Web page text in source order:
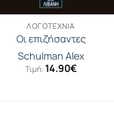
ΛΟΓΟΤΕΧΝΊΑ
Οι επιζήσαντες
Schulman Alex
Τιμή:14.90€